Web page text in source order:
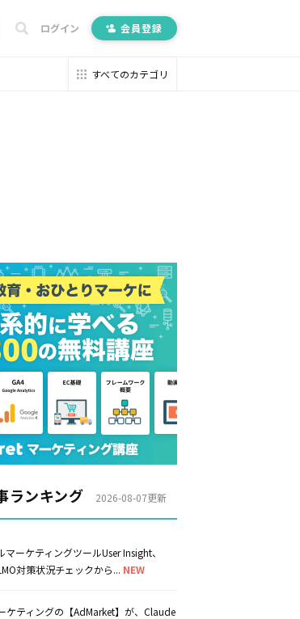
ログイン 会員登録
すべてのカテゴリ
ランキング 2026-08-07更新
マーケティングツールUser Insight、
対策状況チェックから... NEW
ケティングの【AdMarket】が、Claude